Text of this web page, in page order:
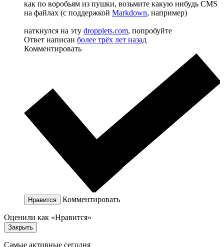
как по воробьям из пушки, возьмите какую нибудь CMS
на файлах (с поддержкой Markdown, например)
наткнулся на эту dropplets.com, попробуйте
Ответ написан более трёх лет назад
Комментировать
Нравится Комментировать
Оценили как «Нравится»
Закрыть
Самые активные сегодня